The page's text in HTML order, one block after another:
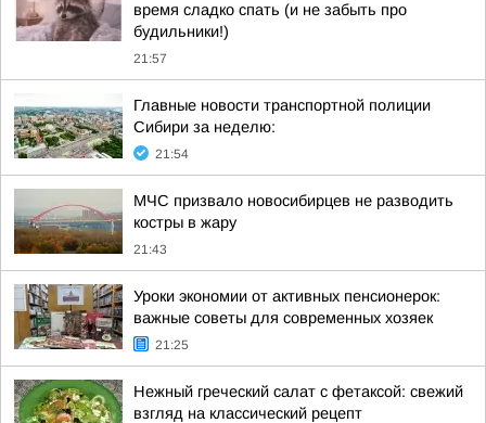
время сладко спать (и не забыть про
будильники!)
21:57
Главные новости транспортной полиции
Сибири за неделю:
21:54
МЧС призвало новосибирцев не разводить
костры в жару
21:43
Уроки экономии от активных пенсионерок:
важные советы для современных хозяек
21:25
Нежный греческий салат с фетаксой: свежий
взгляд на классический рецепт